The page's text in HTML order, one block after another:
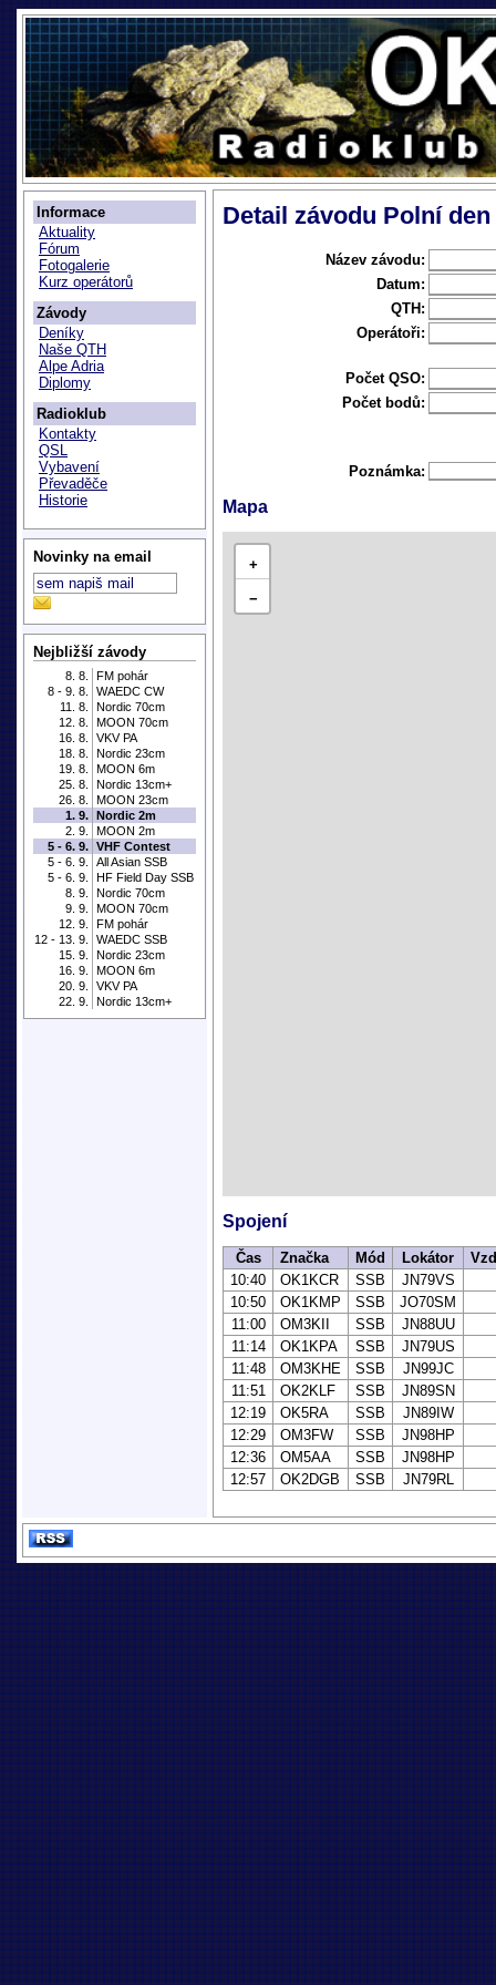
Informace
Aktuality
Fórum
Fotogalerie
Kurz operátorů
Závody
Deníky
Naše QTH
Alpe Adria
Diplomy
Radioklub
Kontakty
QSL
Vybavení
Převaděče
Historie
Novinky na email
Nejbližší závody
8. 8.
FM pohár
8 - 9. 8.
WAEDC CW
11. 8.
Nordic 70cm
12. 8.
MOON 70cm
16. 8.
VKV PA
18. 8.
Nordic 23cm
19. 8.
MOON 6m
25. 8.
Nordic 13cm+
26. 8.
MOON 23cm
1. 9. Nordic 2m
2. 9.
MOON 2m
5 - 6. 9. VHF Contest
5 - 6. 9.
All Asian SSB
5 - 6. 9.
HF Field Day SSB
8. 9.
Nordic 70cm
9. 9.
MOON 70cm
12. 9.
FM pohár
12 - 13. 9.
WAEDC SSB
15. 9.
Nordic 23cm
16. 9.
MOON 6m
20. 9.
VKV PA
22. 9.
Nordic 13cm+
Detail závodu Polní
Název závodu:
Datum:
QTH:
Operátoři:
Počet QSO:
Počet bodů:
Poznámka:
Mapa
+
−
Spojení
Čas Značka Mód Lokátor
10:40
OK1KCR SSB
JN79VS
10:50
OK1KMP SSB
JO70SM
11:00
OM3KII SSB
JN88UU
11:14
OK1KPA SSB
JN79US
11:48
OM3KHE SSB
JN99JC
11:51
OK2KLF SSB
JN89SN
12:19
OK5RA SSB
JN89IW
12:29
OM3FW SSB
JN98HP
12:36
OM5AA SSB
JN98HP
12:57
OK2DGB SSB JN79RL